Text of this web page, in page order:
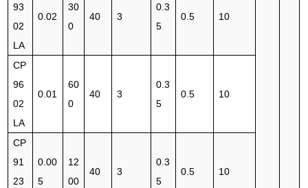
93
02
LA
0.02
30
0
40 3
0.3
5
0.5 10
CP
96
02
LA
0.01
60
0
40 3
0.3
5
0.5 10
CP
91
23
0.00
5
12
00
40 3
0.3
5
0.5 10